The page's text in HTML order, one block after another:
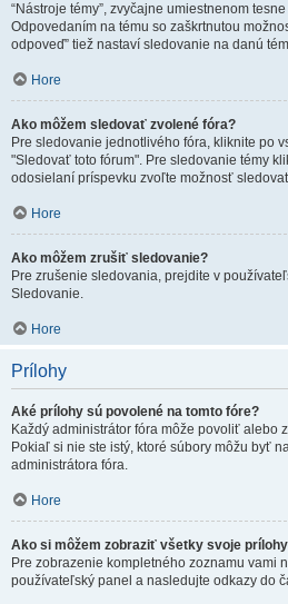
“Nástroje témy”, zvyčajne umiestnenom
Odpovedaním na tému so zaškrtnutou
odpoveď” tiež nastaví sledovanie na danú
Hore
Ako môžem sledovať zvolené fóra?
Pre sledovanie jednotlivého fóra, kliknite po
"Sledovať toto fórum". Pre sledovanie témy
odosielaní príspevku zvoľte možnosť
Hore
Ako môžem zrušiť sledovanie?
Pre zrušenie sledovania, prejdite v
Sledovanie.
Hore
Prílohy
Aké prílohy sú povolené na tomto fóre?
Každý administrátor fóra môže povoliť alebo
Pokiaľ si nie ste istý, ktoré súbory môžu byť
administrátora fóra.
Hore
Ako si môžem zobraziť všetky svoje
Pre zobrazenie kompletného zoznamu vami
používateľský panel a nasledujte odkazy do